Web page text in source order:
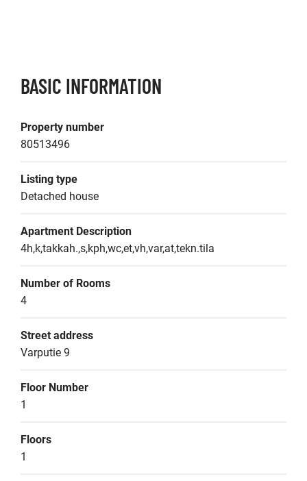
BASIC INFORMATION
Property number
80513496
Listing type
Detached house
Apartment Description
4h,k,takkah.,s,kph,wc,et,vh,var,at,tekn.tila
Number of Rooms
4
Street address
Varputie 9
Floor Number
1
Floors
1